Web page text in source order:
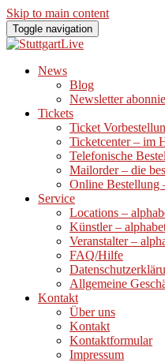
Skip to main content
Toggle navigation
News
Blog
Newsletter
Tickets
Ticket
Ticketcenter – im
Telefonische
Mailorder – die
Online Bestellung
Service
Locations –
Künstler –
Veranstalter –
FAQ/Hilfe
Allgemeine
Kontakt
Über uns
Kontakt
Kontaktformular
Impressum